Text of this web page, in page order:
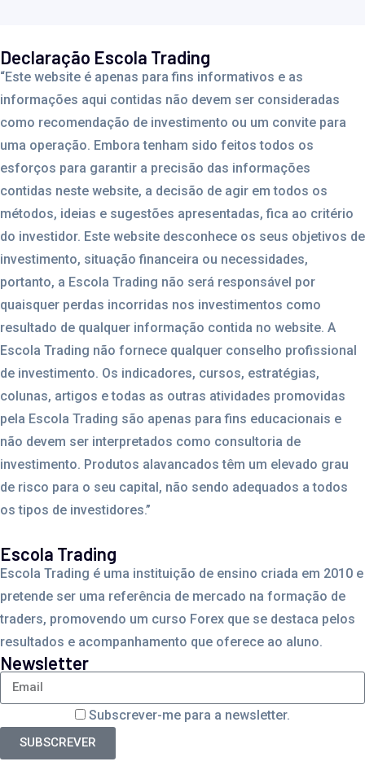
Declaração Escola Trading
“Este website é apenas para fins informativos e as
informações aqui contidas não devem ser consideradas
como recomendação de investimento ou um convite para
uma operação. Embora tenham sido feitos todos os
esforços para garantir a precisão das informações
contidas neste website, a decisão de agir em todos os
métodos, ideias e sugestões apresentadas, fica ao critério
do investidor. Este website desconhece os seus objetivos de
investimento, situação financeira ou necessidades,
portanto, a Escola Trading não será responsável por
quaisquer perdas incorridas nos investimentos como
resultado de qualquer informação contida no website. A
Escola Trading não fornece qualquer conselho profissional
de investimento. Os indicadores, cursos, estratégias,
colunas, artigos e todas as outras atividades promovidas
pela Escola Trading são apenas para fins educacionais e
não devem ser interpretados como consultoria de
investimento. Produtos alavancados têm um elevado grau
de risco para o seu capital, não sendo adequados a todos
os tipos de investidores.”
Escola Trading
Escola Trading é uma instituição de ensino criada em 2010 e
pretende ser uma referência de mercado na formação de
traders, promovendo um curso Forex que se destaca pelos
resultados e acompanhamento que oferece ao aluno.
Newsletter
Subscrever-me para a newsletter.
SUBSCREVER